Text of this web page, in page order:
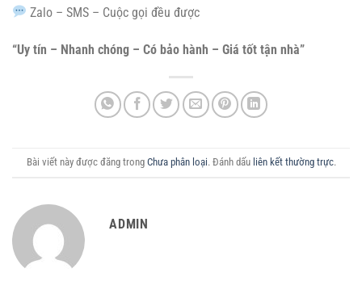
Zalo – SMS – Cuộc gọi đều được
“Uy tín – Nhanh chóng – Có bảo hành – Giá tốt tận nhà”
Bài viết này được đăng trong Chưa phân loại. Đánh dấu liên kết thường trực.
ADMIN